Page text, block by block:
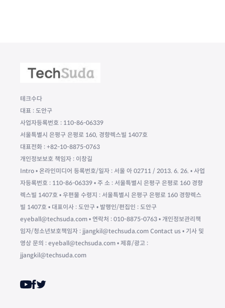
테크수다
대표 : 도안구
사업자등록번호 : 110-86-06339
서울특별시 은평구 은평로 160, 경향렉스빌 1407호
대표전화 : +82-10-8875-0763
개인정보보호 책임자 : 이창길
Intro • 온라인미디어 등록번호/일자 : 서울 아 02711 / 2013. 6. 26. • 사업
자등록번호 : 110-86-06339 • 주 소 : 서울특별시 은평구 은평로 160 경향
렉스빌 1407호 • 우편물 수령지 : 서울특별시 은평구 은평로 160 경향렉스
빌 1407호 • 대표이사 : 도안구 • 발행인/편집인 : 도안구
eyeball@techsuda.com • 연락처 : 010-8875-0763 • 개인정보관리책
임자/청소년보호책임자 : jjangkil@techsuda.com Contact us • 기사 및
영상 문의 : eyeball@techsuda.com • 제휴/광고 :
jjangkil@techsuda.com